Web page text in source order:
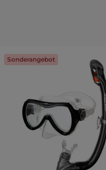
Sonderangebot